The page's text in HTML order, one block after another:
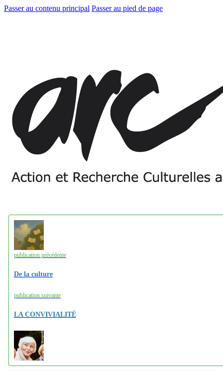
Passer au contenu principal Passer au pied de page
publication précédente
De la culture
publication suivante
LA CONVIVIALITÉ